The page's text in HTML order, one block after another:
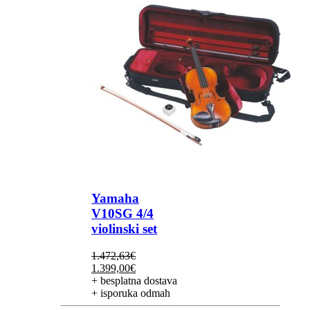
Yamaha
V10SG 4/4
violinski set
1.472,63€
Izvorna
cijena
bila
je:
1.399,00€Trenutna
cijena
je:
1.399,00€.
+ besplatna dostava
+ isporuka odmah